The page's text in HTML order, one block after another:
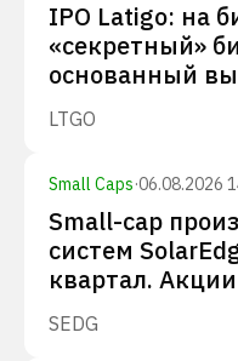
IPO Latigo: на
«секретный»
основанный
LTGO
Small Caps·06.08.2026
Small-cap
систем
квартал.
SEDG